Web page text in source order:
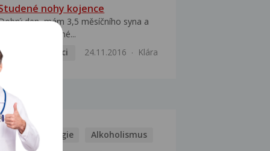
nohy kojence
den, mám 3,5 měsíčního syna a
pořád studené...
Dětské nemoci
24.11.2016 Klára
Kašel Alergie Alkoholismus